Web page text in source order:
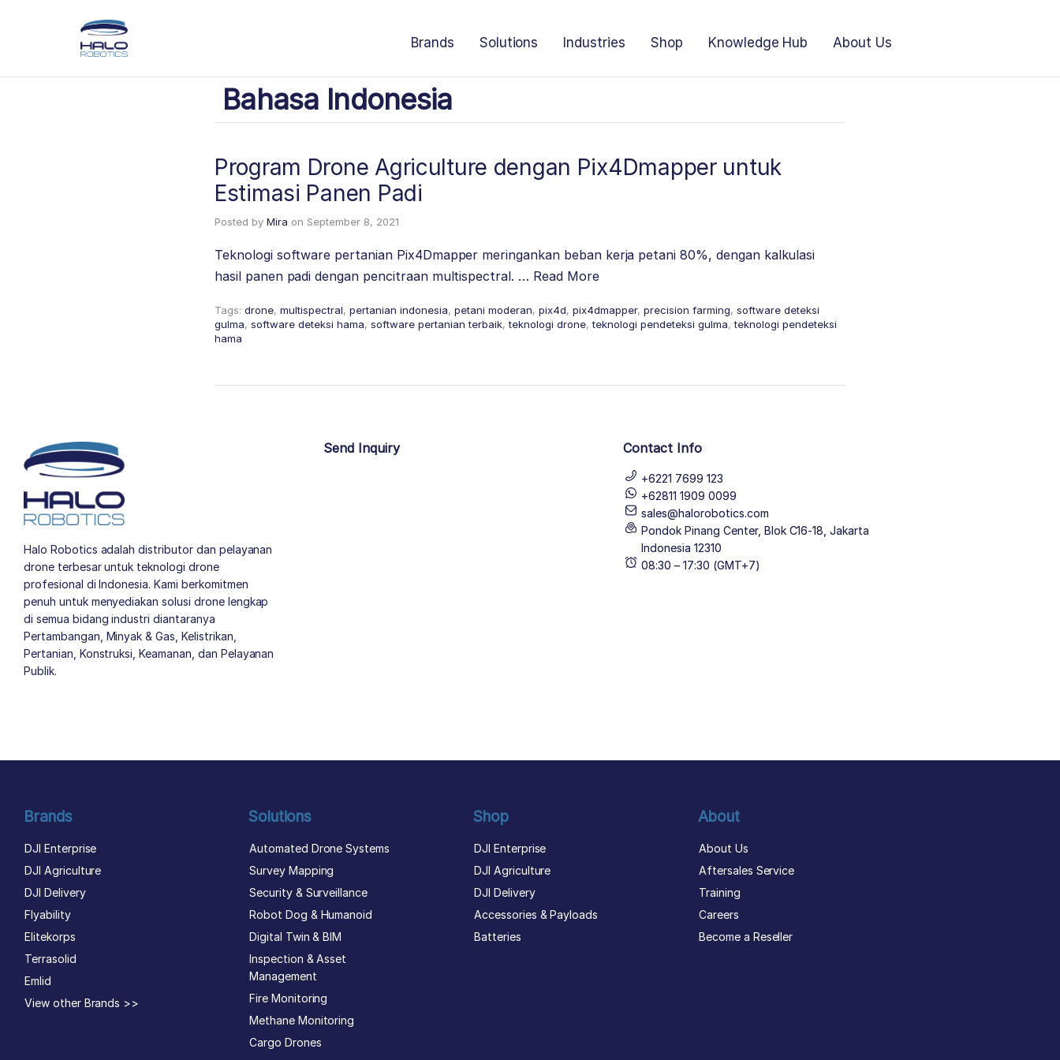
Brands Solutions Industries Shop Knowledge Hub About Us
Bahasa Indonesia
Program Drone Agriculture dengan Pix4Dmapper untuk
Estimasi Panen Padi
Posted by Mira on September 8, 2021
Teknologi software pertanian Pix4Dmapper meringankan beban kerja petani 80%, dengan kalkulasi
hasil panen padi dengan pencitraan multispectral. … Read More
Tags: drone, multispectral, pertanian indonesia, petani moderan, pix4d, pix4dmapper, precision farming, software deteksi
gulma, software deteksi hama, software pertanian terbaik,teknologi drone,teknologi pendeteksi gulma,teknologi pendeteksi
hama
Halo Robotics adalah distributor dan pelayanan
drone terbesar untuk teknologi drone
profesional di Indonesia. Kami berkomitmen
penuh untuk menyediakan solusi drone lengkap
di semua bidang industri diantaranya
Pertambangan, Minyak & Gas, Kelistrikan,
Pertanian, Konstruksi, Keamanan, dan Pelayanan
Publik.
Send Inquiry Contact Info
+6221 7699 123
+62811 1909 0099
sales@halorobotics.com
Pondok Pinang Center, Blok C16-18, Jakarta
Indonesia 12310
08:30 – 17:30 (GMT+7)
Brands
DJI Enterprise
DJI Agriculture
DJI Delivery
Flyability
Elitekorps
Terrasolid
Emlid
View other Brands >>
Solutions
Automated Drone Systems
Survey Mapping
Security & Surveillance
Robot Dog & Humanoid
Digital Twin & BIM
Inspection & Asset
Management
Fire Monitoring
Methane Monitoring
Cargo Drones
Shop
DJI Enterprise
DJI Agriculture
DJI Delivery
Accessories & Payloads
Batteries
About
About Us
Aftersales Service
Training
Careers
Become a Reseller